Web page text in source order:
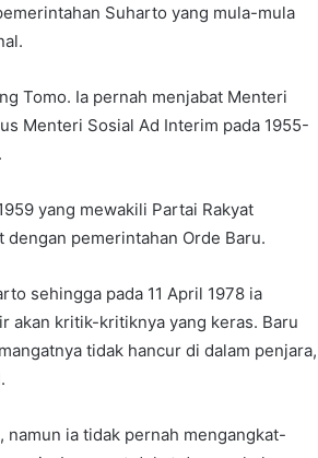
Suharto yang mula-mula
Tomo. Ia pernah menjabat Menteri
Menteri Sosial Ad Interim pada 1955-
yang mewakili Partai Rakyat
dengan pemerintahan Orde Baru.
sehingga pada 11 April 1978 ia
akan kritik-kritiknya yang keras. Baru
tidak hancur di dalam penjara,
ia tidak pernah mengangkat-